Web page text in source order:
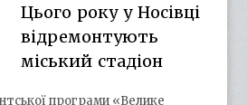
Цього року у Носівці
відремонтують
міський стадіон
програми «Велике